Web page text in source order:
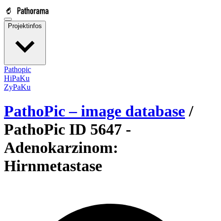
Projektinfos
Pathopic
HiPaKu
ZyPaKu
PathoPic – image database /
PathoPic ID 5647 -
Adenokarzinom:
Hirnmetastase